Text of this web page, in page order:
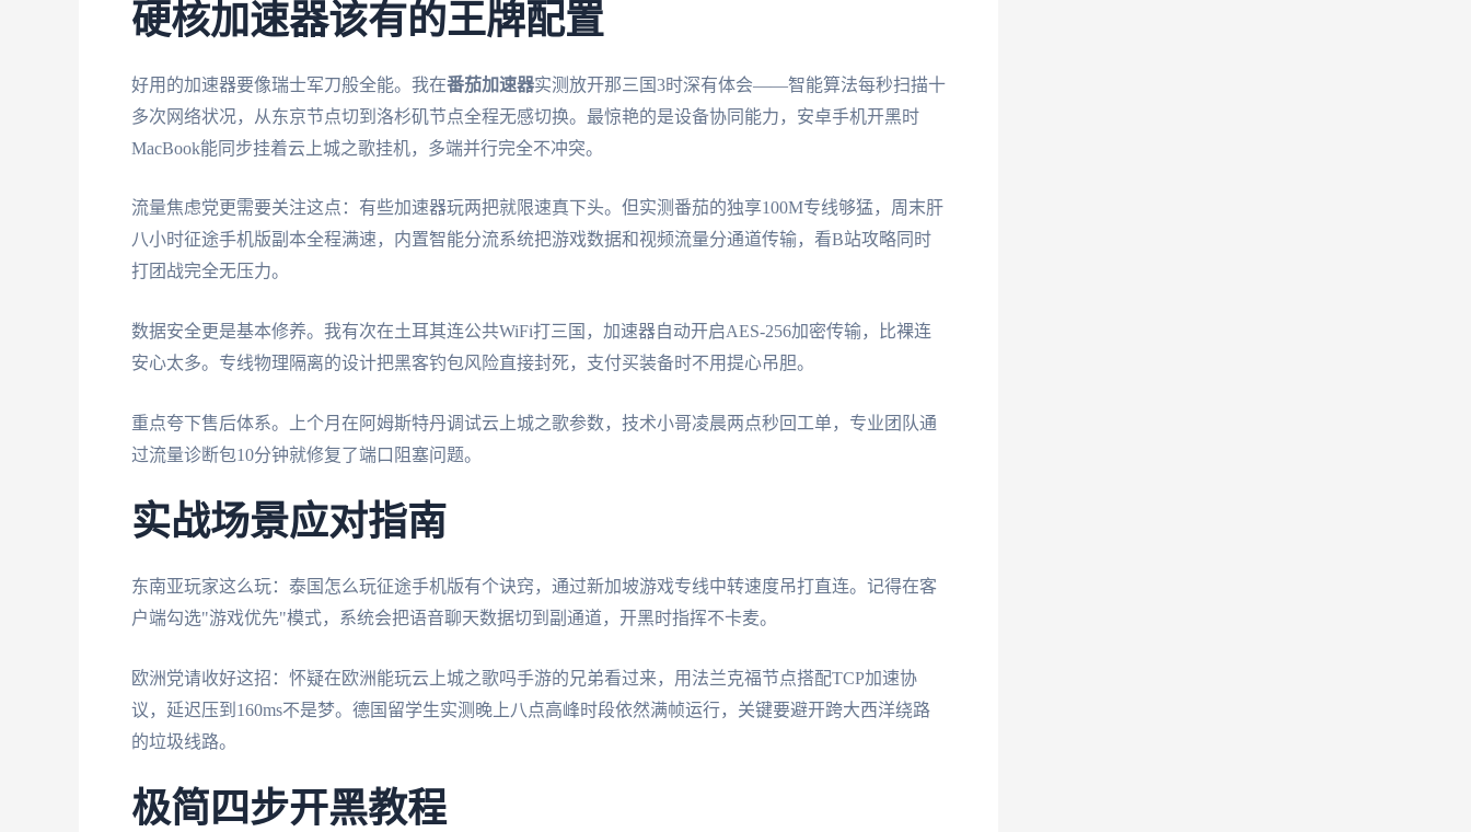
硬核加速器该有的王牌配置
好用的加速器要像瑞士军刀般全能。我在番茄加速器实测放开那三国3时深有体会——智能算法每秒扫描十
多次网络状况，从东京节点切到洛杉矶节点全程无感切换。最惊艳的是设备协同能力，安卓手机开黑时
MacBook能同步挂着云上城之歌挂机，多端并行完全不冲突。
流量焦虑党更需要关注这点：有些加速器玩两把就限速真下头。但实测番茄的独享100M专线够猛，周末肝
八小时征途手机版副本全程满速，内置智能分流系统把游戏数据和视频流量分通道传输，看B站攻略同时
打团战完全无压力。
数据安全更是基本修养。我有次在土耳其连公共WiFi打三国，加速器自动开启AES-256加密传输，比裸连
安心太多。专线物理隔离的设计把黑客钓包风险直接封死，支付买装备时不用提心吊胆。
重点夸下售后体系。上个月在阿姆斯特丹调试云上城之歌参数，技术小哥凌晨两点秒回工单，专业团队通
过流量诊断包10分钟就修复了端口阻塞问题。
实战场景应对指南
东南亚玩家这么玩：泰国怎么玩征途手机版有个诀窍，通过新加坡游戏专线中转速度吊打直连。记得在客
户端勾选"游戏优先"模式，系统会把语音聊天数据切到副通道，开黑时指挥不卡麦。
欧洲党请收好这招：怀疑在欧洲能玩云上城之歌吗手游的兄弟看过来，用法兰克福节点搭配TCP加速协
议，延迟压到160ms不是梦。德国留学生实测晚上八点高峰时段依然满帧运行，关键要避开跨大西洋绕路
的垃圾线路。
极简四步开黑教程